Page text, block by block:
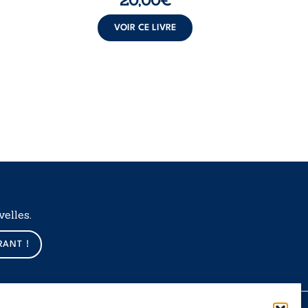
VOIR CE LIVRE
!